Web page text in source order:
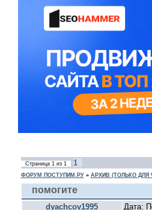
Страница 1из 1 1
ФОРУМ ПОСТУПИМ.РУ» АРХИВ (ТОЛЬКО ДЛЯ
помогите
dyachcov1995
Дата: